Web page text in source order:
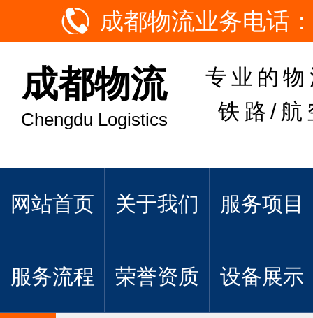
成都物流业务电话
成都物流
Chengdu Logistics
专业的
铁路/航
网站首页 关于我们 服务项目
服务流程 荣誉资质 设备展示